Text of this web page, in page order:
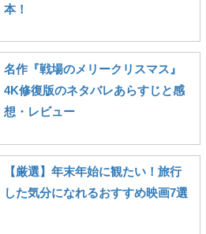
本！
名作『戦場のメリークリスマス』
4K修復版のネタバレあらすじと感
想・レビュー
【厳選】年末年始に観たい！旅行
した気分になれるおすすめ映画7選